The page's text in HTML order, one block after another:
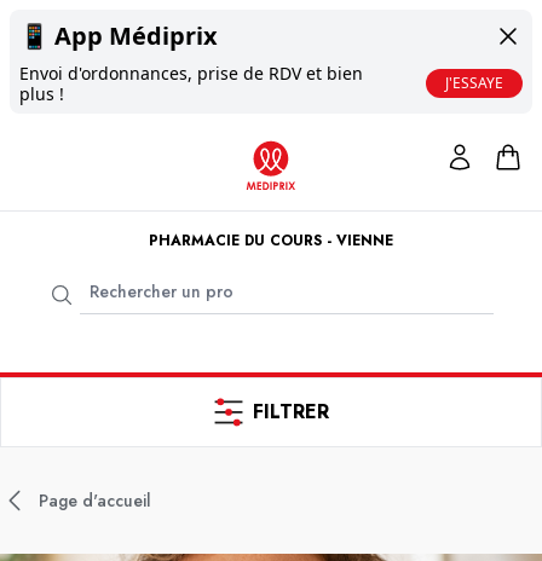
📱 App Médiprix
Envoi d'ordonnances, prise de RDV et bien
plus !
J'ESSAYE
PHARMACIE DU COURS - VIENNE
FILTRER
Page d'accueil